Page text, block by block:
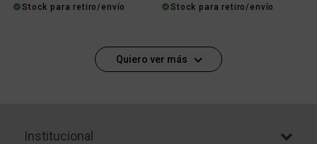
Stock para retiro/envío
Stock para retiro/envío
Quiero ver más
Institucional